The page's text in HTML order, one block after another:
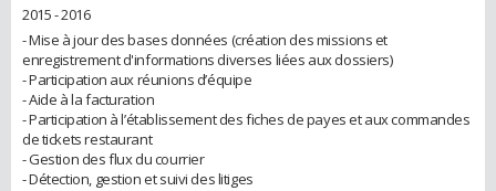
2015 - 2016
- Mise à jour des bases données (création des missions et
enregistrement d'informations diverses liées aux dossiers)
- Participation aux réunions d’équipe
- Aide à la facturation
- Participation à l’établissement des fiches de payes et aux commandes
de tickets restaurant
- Gestion des flux du courrier
- Détection, gestion et suivi des litiges